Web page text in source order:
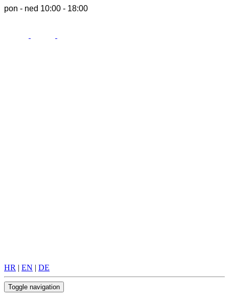
pon - ned 10:00 - 18:00
HR | EN | DE
Toggle navigation